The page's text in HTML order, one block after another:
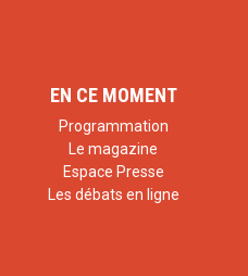
EN CE MOMENT
Programmation
Le magazine
Espace Presse
Les débats en ligne